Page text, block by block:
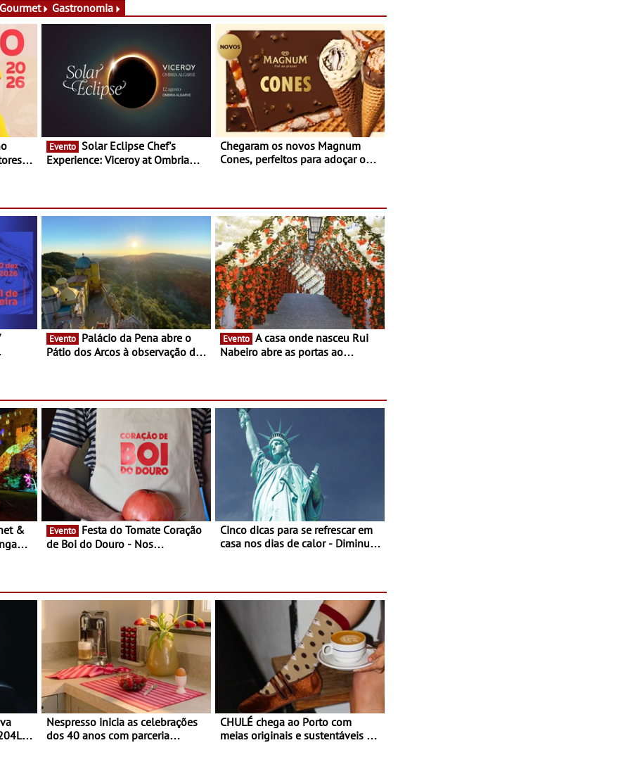
Gastronomia
Evento
Experience: Viceroy at Ombria
Chegaram os novos Magnum
Cones, perfeitos para adoçar o
Evento
Pátio dos Arcos à observação do
Evento
Nabeiro abre as portas ao
Evento
de Boi do Douro - Nos
Cinco dicas para se refrescar em
casa nos dias de calor - Diminuir
Nespresso inicia as celebrações
dos 40 anos com parceria
CHULÉ chega ao Porto com
meias originais e sustentáveis - A